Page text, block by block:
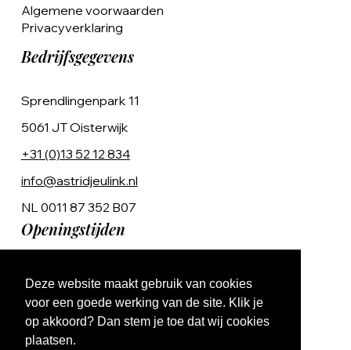
Deze website maakt gebruik van cookies
voor een goede werking van de site. Klik je
op akkoord? Dan stem je toe dat wij cookies
plaatsen.
Algemene voorwaarden
Privacyverklaring
Bedrijfsgegevens
Sprendlingenpark 11
5061 JT Oisterwijk
+31 (0)13 52 12 834
info@astridjeulink.nl
NL 0011 87 352 B07
Openingstijden
Ma t/m Vr 9:00 - 17:00